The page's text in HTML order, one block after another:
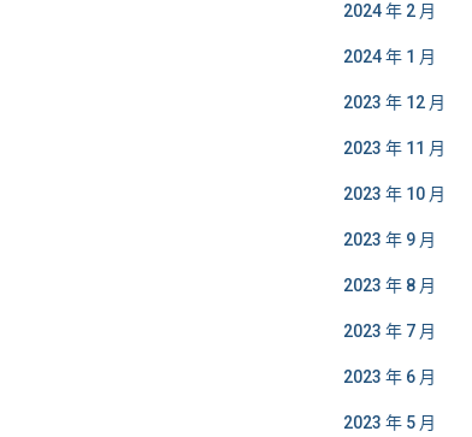
2024 年 2 月
2024 年 1 月
2023 年 12 月
2023 年 11 月
2023 年 10 月
2023 年 9 月
2023 年 8 月
2023 年 7 月
2023 年 6 月
2023 年 5 月